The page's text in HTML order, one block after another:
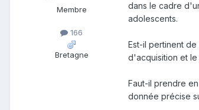
Membre
166
Bretagne
dans le cadre
adolescents.
Est-il pertinent
d'acquisition et
Faut-il prendre
donnée précise